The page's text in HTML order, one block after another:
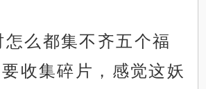
怎么都集不齐五个福
收集碎片，感觉这妖